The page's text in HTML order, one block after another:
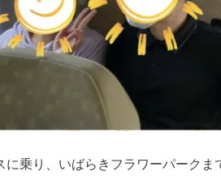
に乗り、いばらきフラワーパークま